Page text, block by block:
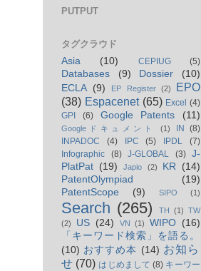
PUTPUT
タグクラウド
Asia
(10) CEPIUG (5)
Databases (9) Dossier
(10)
ECLA (9) EP Register (2)
EPO
(38) Espacenet (65) Excel (4)
GPI
(6) Google Patents (11)
Googleドキュメント (1) IN
(8)
INPADOC
(4) IPC (5) IPDL
(7)
Infographic
(8) J-GLOBAL (3)
J-
PlatPat (19) Japio (2) KR
(14)
PatentOlympiad
(19)
PatentScope
(9) SIPO (1)
Search (265) TH (1) TW
(2)
US (24) VN (1) WIPO (16)
「キーワード検索」を語る。
(10) おすすめ本 (14) お知ら
せ (70) はじめまして (8) キーワー